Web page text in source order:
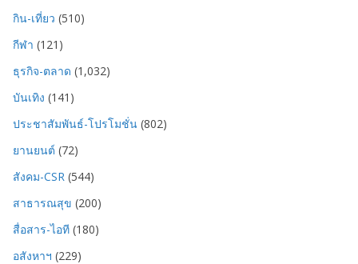
กิน-เที่ยว (510)
กีฬา (121)
ธุรกิจ-ตลาด (1,032)
บันเทิง (141)
ประชาสัมพันธ์-โปรโมชั่น (802)
ยานยนต์ (72)
สังคม-CSR (544)
สาธารณสุข (200)
สื่อสาร-ไอที (180)
อสังหาฯ (229)